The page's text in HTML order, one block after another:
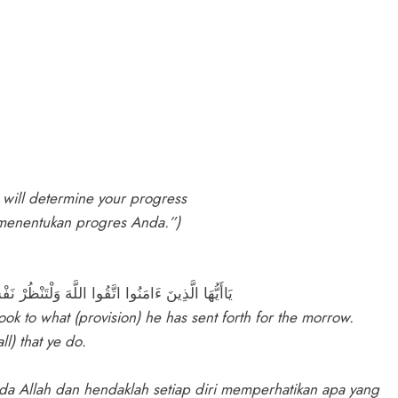
will determine your progress
progres Anda.”)
يَاأَيُّهَا الَّذِينَ ءَامَنُوا اتَّقُوا اللَّهَ
to what (provision) he has sent forth for the morrow.
that ye do.
Allah dan hendaklah setiap diri memperhatikan apa yang